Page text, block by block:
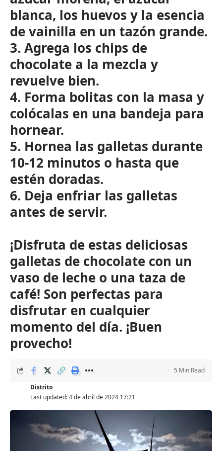
blanca, los huevos y la esencia
de vainilla en un tazón grande.
3. Agrega los chips de
chocolate a la mezcla y
revuelve bien.
4. Forma bolitas con la masa y
colócalas en una bandeja para
hornear.
5. Hornea las galletas durante
10-12 minutos o hasta que
estén doradas.
6. Deja enfriar las galletas
antes de servir.
¡Disfruta de estas deliciosas
galletas de chocolate con un
vaso de leche o una taza de
café! Son perfectas para
disfrutar en cualquier
momento del día. ¡Buen
provecho!
Last updated: 4 de abril de 2024 17:21
Distrito
5 Min Read